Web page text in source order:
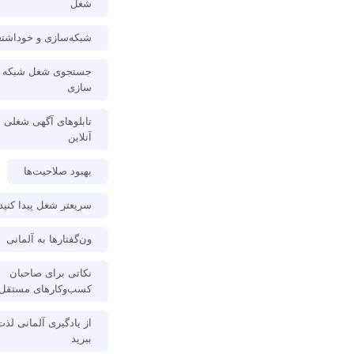
شغل
شبکه‌سازی و
جستجوی شغل شبکه
سازی
تابلوهای آگهی شغلی
آنلاین
بهبود صلاحیت‌ها
سریعتر شغل پیدا
ون‌گفتارها به آلمانی
نکاتی برای صاحبان
کسب‌وکارهای
از یادگیری آلمانی
ببرید